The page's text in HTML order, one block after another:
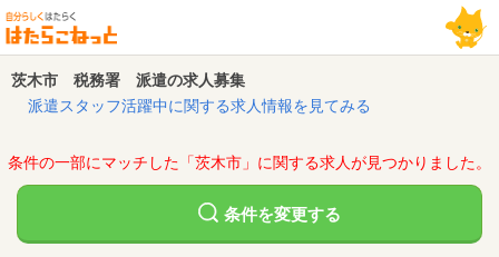
茨木市 税務署 派遣の求人募集
派遣スタッフ活躍中に関する求人情報を見てみる
条件の一部にマッチした「茨木市」に関する求人が見つかりました。
条件を変更する